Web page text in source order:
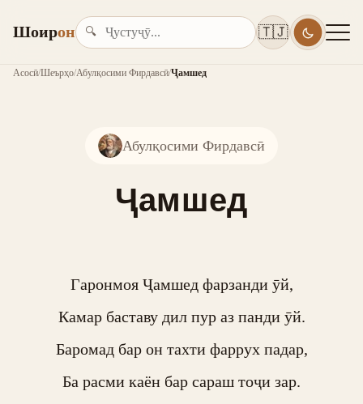
Шоирон 🔍 🇹🇯
Асосӣ/Шеърҳо/Абулқосими Фирдавсӣ/Ҷамшед
Абулқосими Фирдавсӣ
Ҷамшед
Гаронмоя Ҷамшед фарзанди ӯй,
Камар баставу дил пур аз панди ӯй.
Баромад бар он тахти фаррух падар,
Ба расми каён бар сараш тоҷи зар.